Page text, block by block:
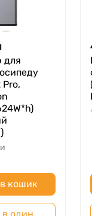
для
Pro,
кошик